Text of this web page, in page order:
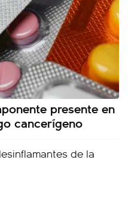
presente en
cancerígeno